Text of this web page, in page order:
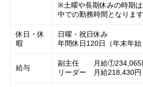
※土曜や長期休みの時期
中での勤務時間となります
休日・休
暇
日曜・祝日休み
年間休日120日（年末年始
給与
副主任 月給①234,065
リーダー 月給218,430円